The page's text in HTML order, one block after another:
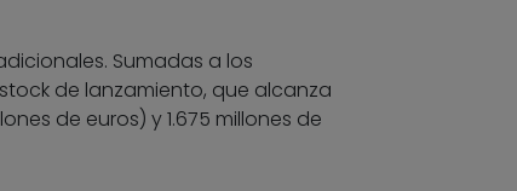
Sumadas a los
de lanzamiento, que alcanza
de euros) y 1.675 millones de